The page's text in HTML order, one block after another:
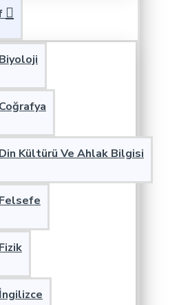
Biyoloji
Coğrafya
Din Kültürü Ve Ahlak Bilgisi
Felsefe
Fizik
İngilizce